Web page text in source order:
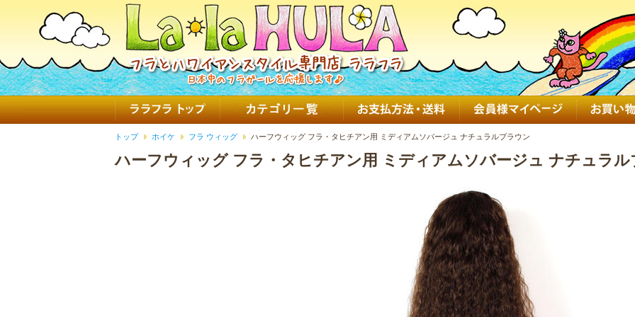
トップ ホイケ フラ ウィッグ ハーフウィッグ フラ・タヒチアン用 ミディアムソバージュ ナチュラルブラウン
ハーフウィッグ フラ・タヒチアン用 ミディアムソバージュ ナチュラル